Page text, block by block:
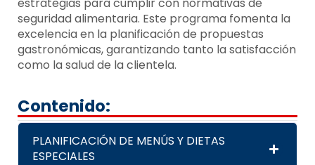
seguridad alimentaria. Este programa fomenta la
excelencia en la planificación de propuestas
gastronómicas, garantizando tanto la satisfacción
como la salud de la clientela.
Contenido:
PLANIFICACIÓN DE MENÚS Y DIETAS
ESPECIALES